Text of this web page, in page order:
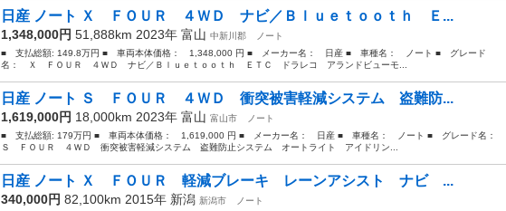
日産 ノート Ｘ ＦＯＵＲ ４ＷＤ ナビ／Ｂｌｕｅｔｏｏｔｈ Ｅ...
1,348,000円 51,888km 2023年 富山 中新川郡
ノート
■ 支払総額: 149.8万円 ■ 車両本体価格： 1,348,000 円 ■ メーカー名： 日産 ■ 車種名： ノート ■ グレード
名： Ｘ ＦＯＵＲ ４ＷＤ ナビ／Ｂｌｕｅｔｏｏｔｈ ＥＴＣ ドラレコ アランドビューモ...
日産 ノート Ｓ ＦＯＵＲ ４ＷＤ 衝突被害軽減システム 盗難防...
1,619,000円 18,000km 2023年 富山 富山市
ノート
■ 支払総額: 179万円 ■ 車両本体価格： 1,619,000 円 ■ メーカー名： 日産 ■ 車種名： ノート ■ グレード名：
Ｓ ＦＯＵＲ ４ＷＤ 衝突被害軽減システム 盗難防止システム オートライト アイドリン...
日産 ノート Ｘ ＦＯＵＲ 軽減ブレーキ レーンアシスト ナビ ...
340,000円 82,100km 2015年 新潟 新潟市
ノート